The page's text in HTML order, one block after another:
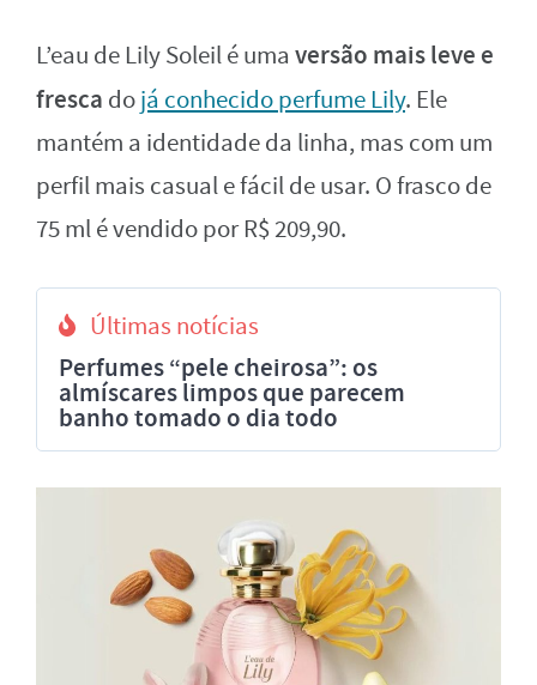
L’eau de Lily Soleil é uma versão mais leve e
fresca dojá conhecido perfume Lily. Ele
mantém a identidade da linha, mas com um
perfil mais casual e fácil de usar. O frasco de
75 ml é vendido por R$ 209,90.
Últimas notícias
Perfumes “pele cheirosa”: os
almíscares limpos que parecem
banho tomado o dia todo